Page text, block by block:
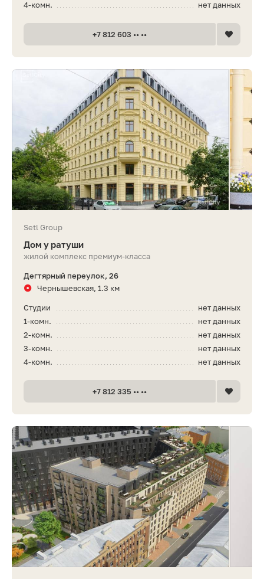
нет данных
4-комн.
+7 812 603 •• ••
Setl Group
Дом у ратуши
жилой комплекс премиум-класса
Дегтярный переулок, 26
Чернышевская, 1.3 км
нет данных
Студии
нет данных
1-комн.
нет данных
2-комн.
нет данных
3-комн.
нет данных
4-комн.
+7 812 335 •• ••